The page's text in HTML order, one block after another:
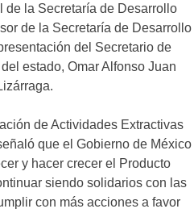
de la Secretaría de Desarrollo
de la Secretaría de Desarrollo
del Secretario de
estado, Omar Alfonso Juan
de Actividades Extractivas
que el Gobierno de México
y hacer crecer el Producto
siendo solidarios con las
con más acciones a favor